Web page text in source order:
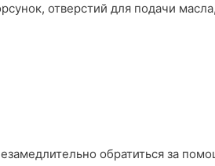
отверстий для подачи
обратиться за